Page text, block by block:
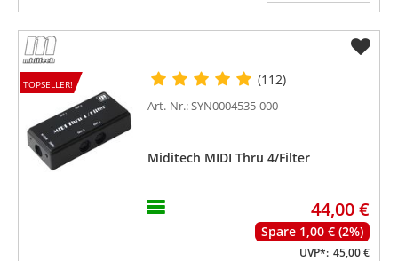
TOPSELLER! (112)
Art.-Nr.: SYN0004535-000
Miditech MIDI Thru 4/Filter
44,00 €
Spare 1,00 € (2%)
UVP*: 45,00 €